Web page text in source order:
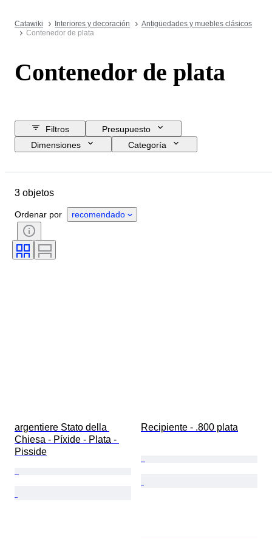
Catawiki Interiores y decoración
Antigüedades y muebles clásicos
Contenedor de plata
Contenedor de plata
Filtros
Presupuesto
Dimensiones
Categoría
País de origen
Período
Color
Era
3 objetos
Ordenar por recomendado
argentiere Stato della
Chiesa - Píxide - Plata -
Pisside
Recipiente - .800 plata